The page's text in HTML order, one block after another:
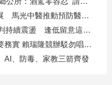
攜AI科技參展高齡健康展 馬光中醫推動預防醫學迎接長壽新經濟
台股力守4萬4！法人研判持續震盪 逢低留意這些族群
柯志恩競辦批雙語教育要務實 賴瑞隆競辦駁勿唱衰高雄
、防毒、家教三箭齊發